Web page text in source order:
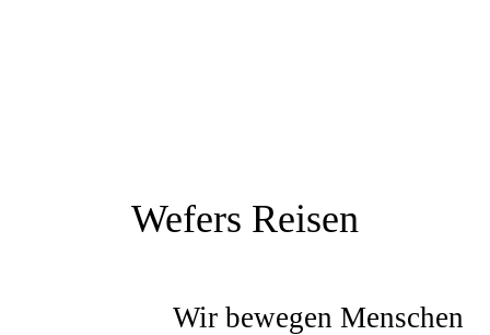
Wefers Reisen
Wir bewegen Menschen